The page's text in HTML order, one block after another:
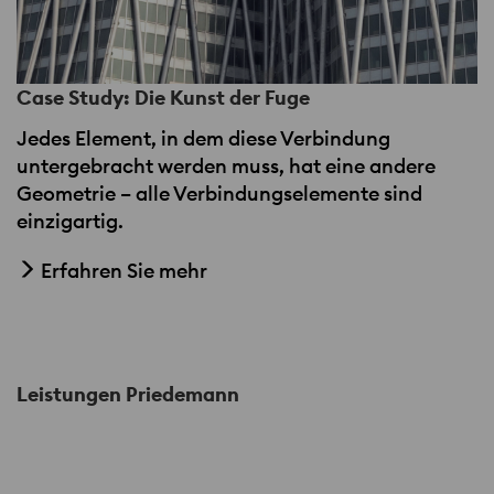
Case Study: Die Kunst der Fuge
Jedes Element, in dem diese Verbindung
untergebracht werden muss, hat eine andere
Geometrie – alle Verbindungselemente sind
einzigartig.
Erfahren Sie mehr
Leistungen Priedemann